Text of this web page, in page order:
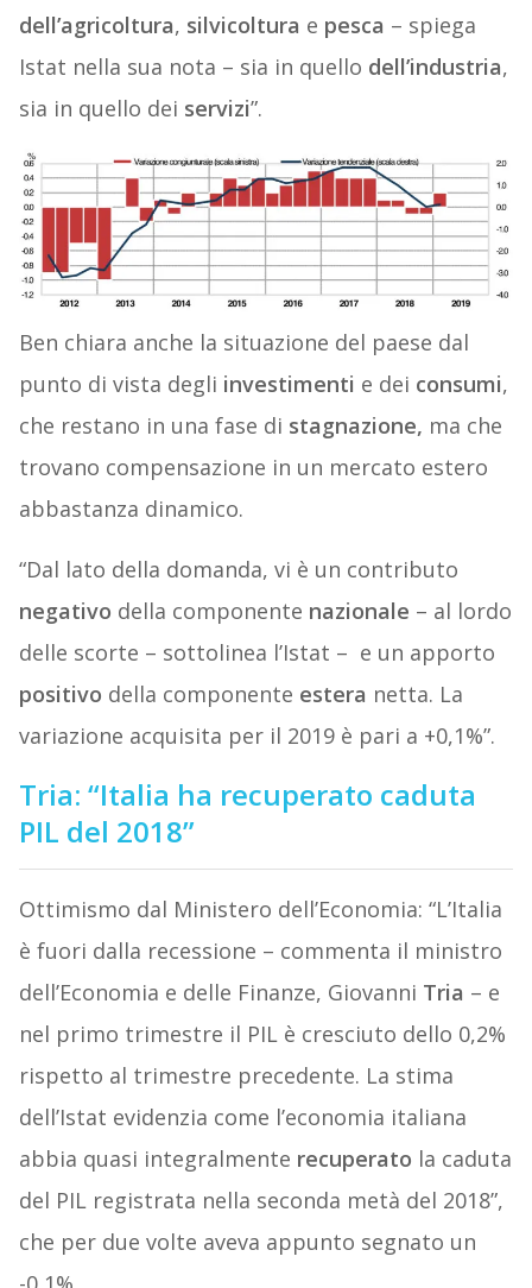
dell’agricoltura, silvicoltura e pesca – spiega
Istat nella sua nota – sia in quello dell’industria,
sia in quello dei servizi”.
Ben chiara anche la situazione del paese dal
punto di vista degli investimenti e dei consumi,
che restano in una fase di stagnazione, ma che
trovano compensazione in un mercato estero
abbastanza dinamico.
“Dal lato della domanda, vi è un contributo
negativo della componente nazionale – al lordo
delle scorte – sottolinea l’Istat – e un apporto
positivo della componente estera netta. La
variazione acquisita per il 2019 è pari a +0,1%”.
Tria: “Italia ha recuperato caduta
PIL del 2018”
Ottimismo dal Ministero dell’Economia: “L’Italia
è fuori dalla recessione – commenta il ministro
dell’Economia e delle Finanze, Giovanni Tria – e
nel primo trimestre il PIL è cresciuto dello 0,2%
rispetto al trimestre precedente. La stima
dell’Istat evidenzia come l’economia italiana
abbia quasi integralmente recuperato la caduta
del PIL registrata nella seconda metà del 2018”,
che per due volte aveva appunto segnato un